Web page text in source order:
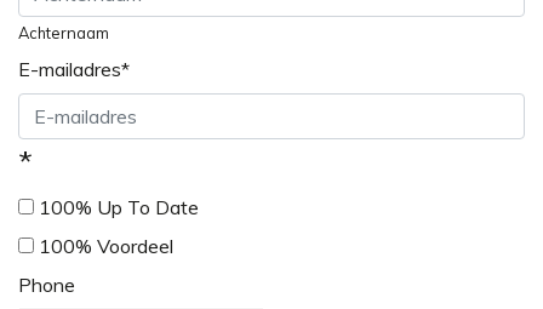
Achternaam
E-mailadres*
*
100% Up To Date
100% Voordeel
Phone